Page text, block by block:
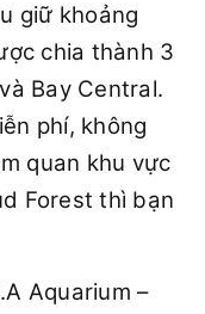
giữ khoảng
chia thành 3
Bay Central.
phí, không
quan khu vực
Forest thì bạn
Aquarium –